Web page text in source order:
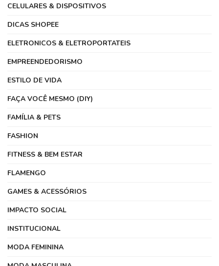
CELULARES & DISPOSITIVOS
DICAS SHOPEE
ELETRONICOS & ELETROPORTATEIS
EMPREENDEDORISMO
ESTILO DE VIDA
FAÇA VOCÊ MESMO (DIY)
FAMÍLIA & PETS
FASHION
FITNESS & BEM ESTAR
FLAMENGO
GAMES & ACESSÓRIOS
IMPACTO SOCIAL
INSTITUCIONAL
MODA FEMININA